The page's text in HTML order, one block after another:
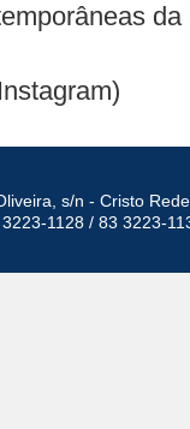
s/n - Cristo
1128 / 83 3223-